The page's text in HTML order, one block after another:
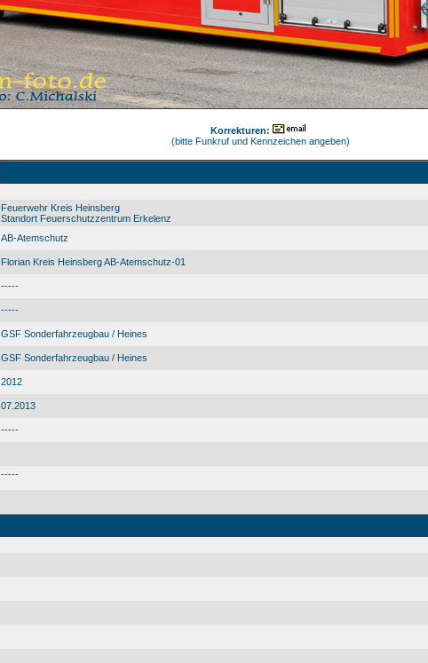
Korrekturen:
(bitte Funkruf und Kennzeichen angeben)
Feuerwehr Kreis Heinsberg
Standort Feuerschutzzentrum Erkelenz
AB-Atemschutz
Florian Kreis Heinsberg AB-Atemschutz-01
-----
-----
GSF Sonderfahrzeugbau / Heines
GSF Sonderfahrzeugbau / Heines
2012
07.2013
-----
-----